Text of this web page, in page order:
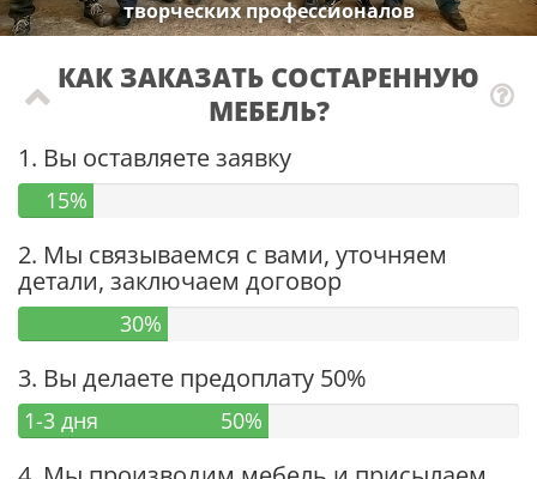
творческих профессионалов
КАК ЗАКАЗАТЬ СОСТАРЕННУЮ
МЕБЕЛЬ?
1. Вы оставляете заявку
15%
2. Мы связываемся с вами, уточняем
детали, заключаем договор
30%
3. Вы делаете предоплату 50%
1-3 дня 50%